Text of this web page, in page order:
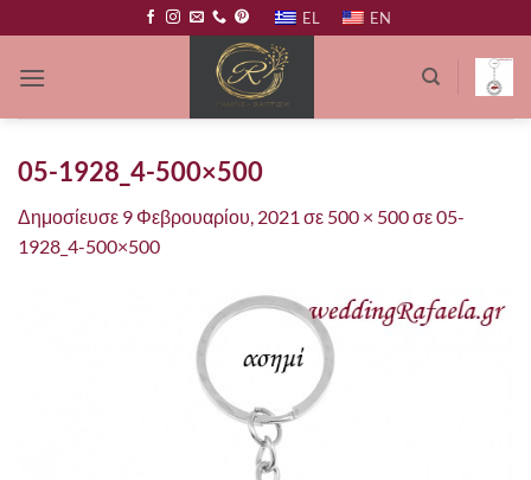
στο
περιεχόμενο
EL EN
05-1928_4-500×500
Δημοσίευσε 9 Φεβρουαρίου, 2021 σε 500 × 500σε05-
1928_4-500×500